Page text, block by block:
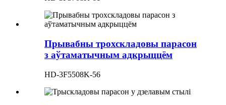
Прывабны трохскладовы парасон
з аўтаматычным адкрыццём
HD-3F5508K-56